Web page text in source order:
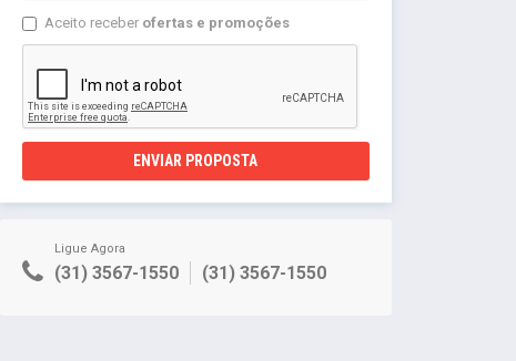
Aceito receber ofertas e promoções
ENVIAR PROPOSTA
Ligue Agora
(31) 3567-1550 (31) 3567-1550